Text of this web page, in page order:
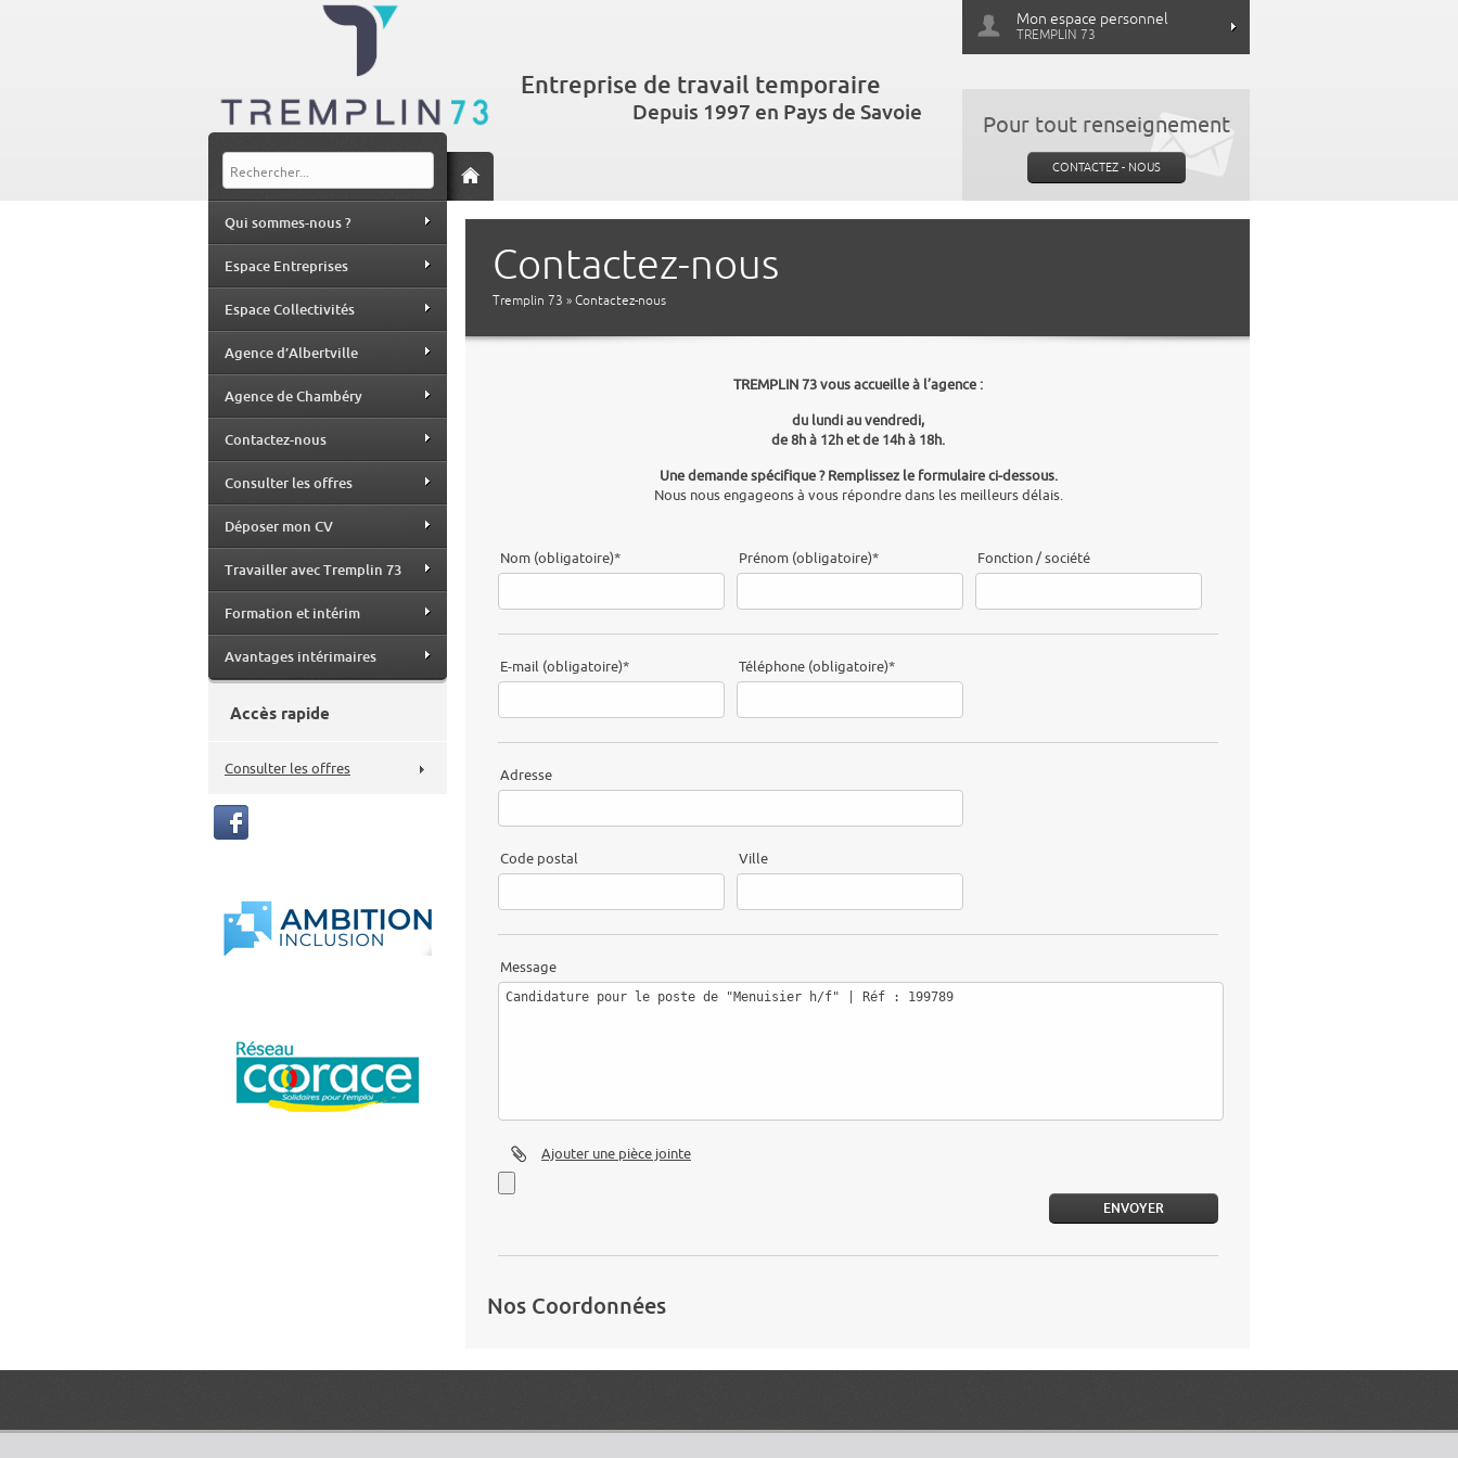
Entreprise de travail temporaire
Depuis 1997 en Pays de Savoie
Mon espace personnel
TREMPLIN 73
Pour tout renseignement
CONTACTEZ - NOUS
Contactez-nous
Tremplin 73 » Contactez-nous
TREMPLIN 73 vous accueille à l’agence :
du lundi au vendredi,
de 8h à 12h et de 14h à 18h.
Une demande spécifique ? Remplissez le formulaire ci-dessous.
Nous nous engageons à vous répondre dans les meilleurs délais.
Nom (obligatoire)* Prénom (obligatoire)* Fonction / société
E-mail (obligatoire)* Téléphone (obligatoire)*
Adresse
Code postal Ville
Message
Ajouter une pièce jointe
Nos Coordonnées
Qui sommes-nous ?
Espace Entreprises
Espace Collectivités
Agence d’Albertville
Agence de Chambéry
Contactez-nous
Consulter les offres
Déposer mon CV
Travailler avec Tremplin 73
Formation et intérim
Avantages intérimaires
Accès rapide
Consulter les offres